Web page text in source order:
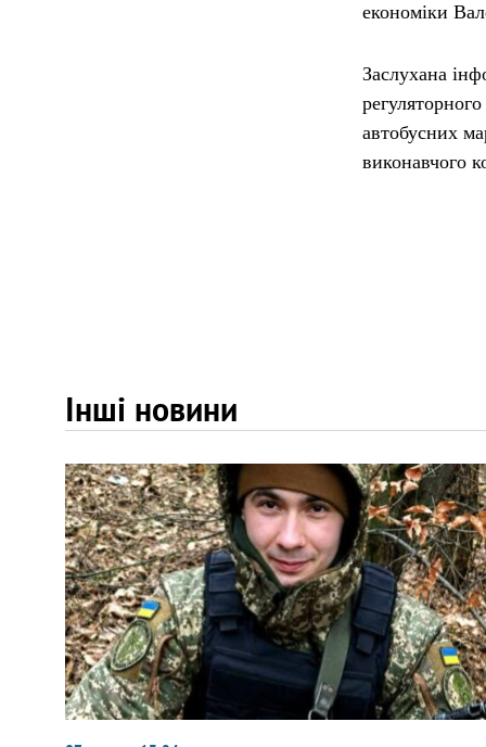
економіки
Заслухана
автобусних
виконавчого
Інші новини